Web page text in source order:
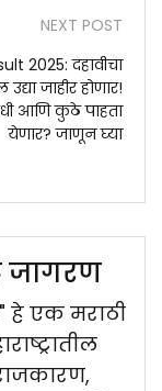
NEXT POST
2025: दहावीचा
जाहीर होणार!
आणि कुठे पाहता
येणार? जाणून घ्या
जागरण
हे एक मराठी